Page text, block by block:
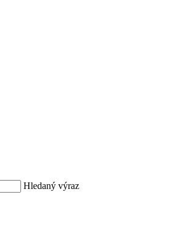
Hledaný výraz